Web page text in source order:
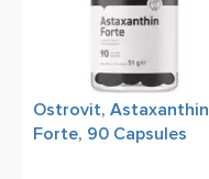
Ostrovit, Astaxanthin
Forte, 90 Capsules